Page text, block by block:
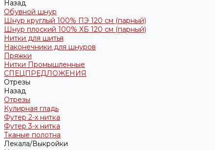
Назад
Обувной шнур
Шнур круглый 100% ПЭ 120 см (парный)
Шнур плоский 100% ХБ 120 см (парный)
Нитки для шитья
Наконечники для шнуров
Пряжки
Нитки Промышленные
СПЕЦПРЕДЛОЖЕНИЯ
Отрезы
Назад
Отрезы
Кулирная гладь
Футер 2-х нитка
Футер 3-х нитка
Тканые полотна
Лекала/Выкройки